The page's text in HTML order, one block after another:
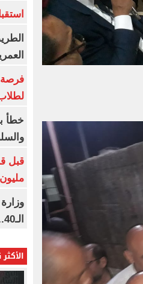
فرصة
لطلاب
خطأ
مليون
الـ40.. وتطلق مبادرة دعم الخبرات